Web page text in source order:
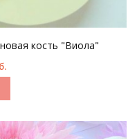
кость "Виола"